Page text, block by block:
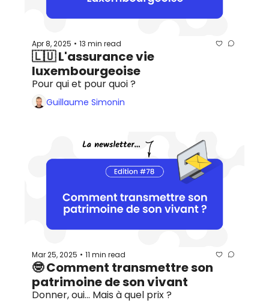
Apr 8, 2025 • 13 min read
🇱🇺 L'assurance vie
Pour qui et pour quoi ?
Guillaume Simonin
Mar 25, 2025 • 11 min read
🤓 Comment transmettre son
patrimoine de son vivant
Donner, oui... Mais à quel prix ?